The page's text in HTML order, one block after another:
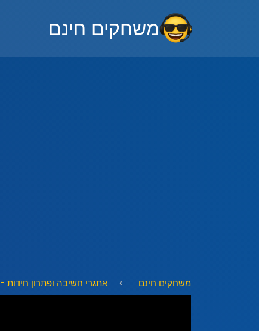
משחקים חינם
משחקים חינם אתגרי חשיבה ופתרון חידות - Puzzle & Logic